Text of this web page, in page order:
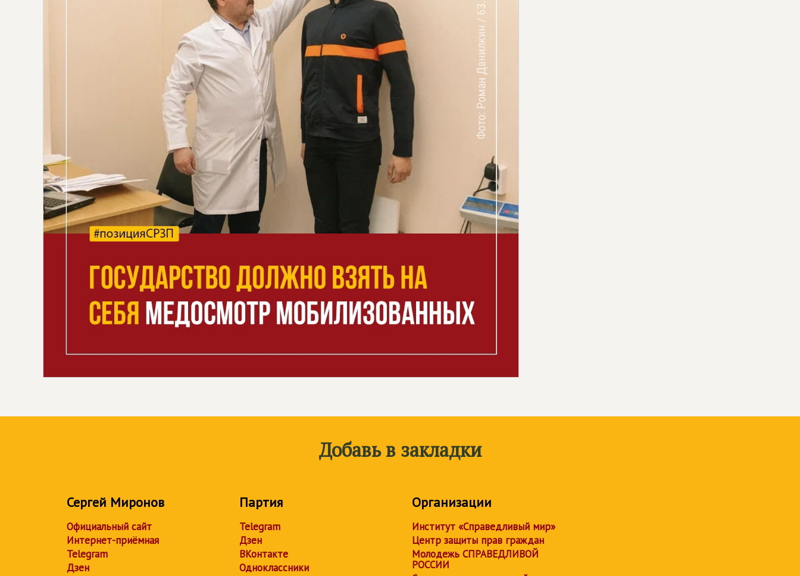
Добавь в закладки
Сергей Миронов
Официальный сайт
Интернет-приёмная
Telegram
Дзен
Партия
Telegram
Дзен
ВКонтакте
Одноклассники
Организации
Институт «Справедливый мир»
Центр защиты прав граждан
Молодежь СПРАВЕДЛИВОЙ
РОССИИ